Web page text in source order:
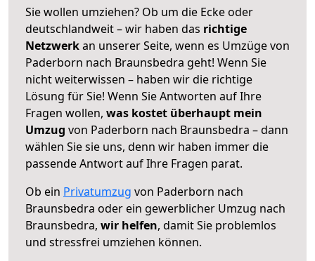
Sie wollen umziehen? Ob um die Ecke oder
deutschlandweit – wir haben das richtige
Netzwerkan unserer Seite, wenn es Umzüge von
Paderborn nach Braunsbedra geht! Wenn Sie
nicht weiterwissen – haben wir die richtige
Lösung für Sie! Wenn Sie Antworten auf Ihre
Fragen wollen, was kostet überhaupt mein
Umzug von Paderborn nach Braunsbedra – dann
wählen Sie sie uns, denn wir haben immer die
passende Antwort auf Ihre Fragen parat.
Ob ein Privatumzug von Paderborn nach
Braunsbedra oder ein gewerblicher Umzug nach
Braunsbedra, wir helfen, damit Sie problemlos
und stressfrei umziehen können.